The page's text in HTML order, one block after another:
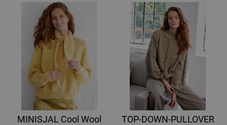
MINISJAL Cool Wool
TOP-DOWN-PULLOVER